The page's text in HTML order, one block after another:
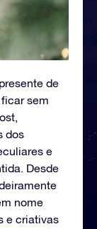
de
sem
dos
e
Desde
nome
e criativas